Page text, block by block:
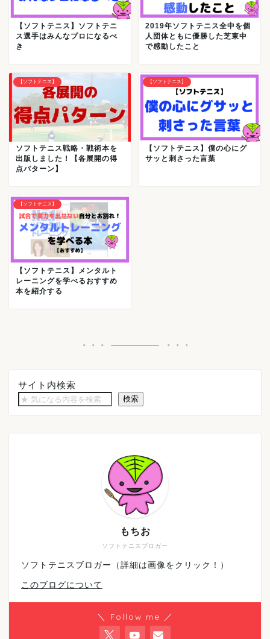
【ソフトテニス】ソフトテニ
ス選手はみんなプロになるべ
き
2019年ソフトテニス全中を個
人団体ともに優勝した芝東中
で感動したこと
【ソフトテニス】
ソフトテニス戦略・戦術本を
出版しました！【各展開の得
点パターン】
【ソフトテニス】
【ソフトテニス】僕の心にグ
サッと刺さった言葉
【ソフトテニス】
【ソフトテニス】メンタルト
レーニングを学べるおすすめ
本を紹介する
サイト内検索
検索
ソフトテニスブロガー
もちお
ソフトテニスブロガー（詳細は画像をクリック！）
このブログについて
＼ Follow me ／